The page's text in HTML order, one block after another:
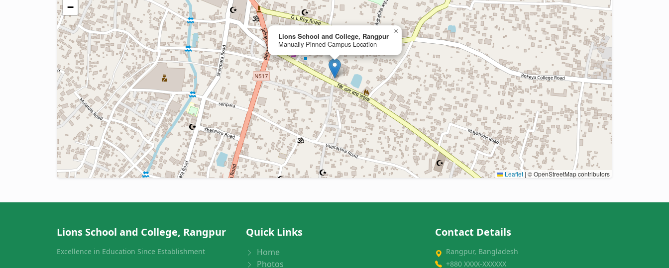
Lions School and College, Rangpur
Manually Pinned Campus Location
×
−
Leaflet | © OpenStreetMap contributors
Lions School and College, Rangpur
Excellence in Education Since Establishment
Quick Links
Home
Photos
Contact Details
Rangpur, Bangladesh
+880 XXXX-XXXXXX